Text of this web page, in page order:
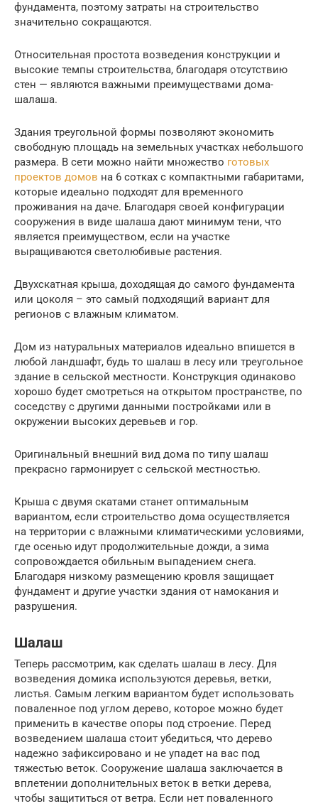
фундамента, поэтому затраты на строительство
значительно сокращаются.
Относительная простота возведения конструкции и
высокие темпы строительства, благодаря отсутствию
стен — являются важными преимуществами дома-
шалаша.
Здания треугольной формы позволяют экономить
свободную площадь на земельных участках небольшого
размера. В сети можно найти множество готовых
проектов домов на 6 сотках с компактными габаритами,
которые идеально подходят для временного
проживания на даче. Благодаря своей конфигурации
сооружения в виде шалаша дают минимум тени, что
является преимуществом, если на участке
выращиваются светолюбивые растения.
Двухскатная крыша, доходящая до самого фундамента
или цоколя – это самый подходящий вариант для
регионов с влажным климатом.
Дом из натуральных материалов идеально впишется в
любой ландшафт, будь то шалаш в лесу или треугольное
здание в сельской местности. Конструкция одинаково
хорошо будет смотреться на открытом пространстве, по
соседству с другими данными постройками или в
окружении высоких деревьев и гор.
Оригинальный внешний вид дома по типу шалаш
прекрасно гармонирует с сельской местностью.
Крыша с двумя скатами станет оптимальным
вариантом, если строительство дома осуществляется
на территории с влажными климатическими условиями,
где осенью идут продолжительные дожди, а зима
сопровождается обильным выпадением снега.
Благодаря низкому размещению кровля защищает
фундамент и другие участки здания от намокания и
разрушения.
Шалаш
Теперь рассмотрим, как сделать шалаш в лесу. Для
возведения домика используются деревья, ветки,
листья. Самым легким вариантом будет использовать
поваленное под углом дерево, которое можно будет
применить в качестве опоры под строение. Перед
возведением шалаша стоит убедиться, что дерево
надежно зафиксировано и не упадет на вас под
тяжестью веток. Сооружение шалаша заключается в
вплетении дополнительных веток в ветки дерева,
чтобы защититься от ветра. Если нет поваленного